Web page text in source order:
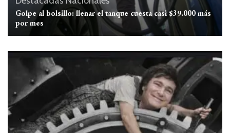
Golpe al bolsillo: llenar el tanque cuesta casi $39.000 más
por mes